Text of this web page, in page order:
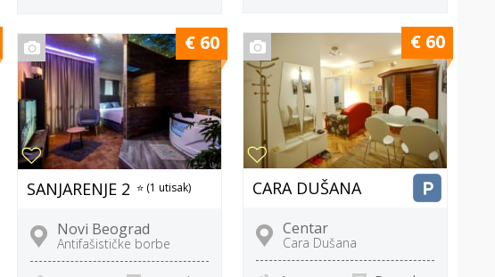
SANJARENJE 2 ⭐ (1 utisak)
Novi Beograd
Antifašističke borbe
€ 60
CARA DUŠANA
Centar
Cara Dušana
€ 60